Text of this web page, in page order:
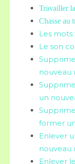
Travailler
Chasse au
Les mots
Le son
nouveau
un
former
Enlever
nouveau
Enlever